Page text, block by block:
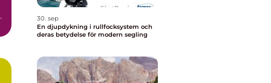
30. sep
En djupdykning i rullfocksystem och
deras betydelse för modern segling